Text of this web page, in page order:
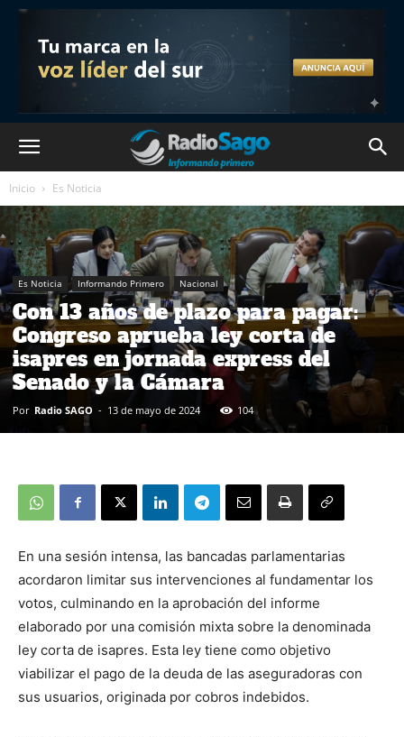
Inicio Es Noticia
Es Noticia Informando Primero Nacional
Con 13 años de plazo para pagar:
Congreso aprueba ley corta de
isapres en jornada express del
Senado y la Cámara
Por Radio SAGO - 13 de mayo de 2024 104
En una sesión intensa, las bancadas parlamentarias
acordaron limitar sus intervenciones al fundamentar los
votos, culminando en la aprobación del informe
elaborado por una comisión mixta sobre la denominada
ley corta de isapres. Esta ley tiene como objetivo
viabilizar el pago de la deuda de las aseguradoras con
sus usuarios, originada por cobros indebidos.